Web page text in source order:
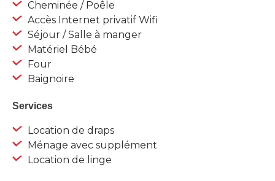
Cheminée / Poêle
Accès Internet privatif Wifi
Séjour / Salle à manger
Matériel Bébé
Four
Baignoire
Services
Location de draps
Ménage avec supplément
Location de linge